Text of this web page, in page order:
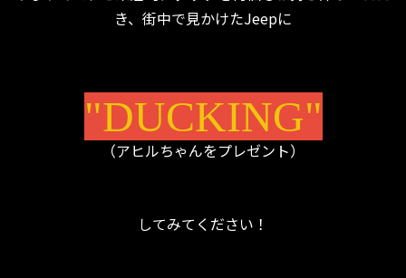
き、街中で見かけたJeepに
"DUCKING"
（アヒルちゃんをプレゼント）
してみてください！